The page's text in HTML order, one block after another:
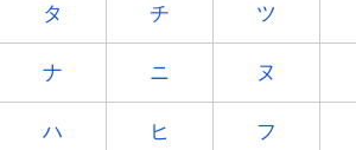
タ チ ツ
ナ ニ ヌ
ハ ヒ フ